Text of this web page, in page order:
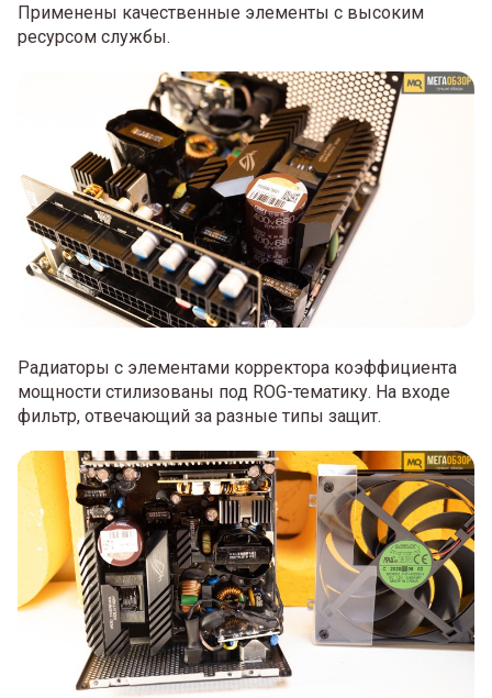
Применены качественные элементы с высоким
ресурсом службы.
Радиаторы с элементами корректора коэффициента
мощности стилизованы под ROG-тематику. На входе
фильтр, отвечающий за разные типы защит.